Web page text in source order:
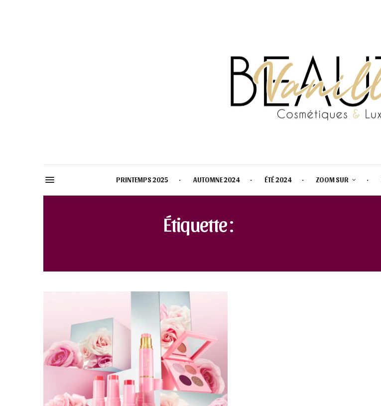
PRINTEMPS 2025 AUTOMNE 2024 ÉTÉ 2024 ZOOM SUR
Étiquette :